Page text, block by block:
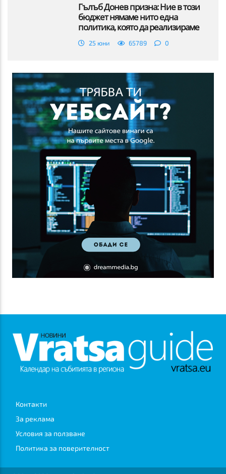
Гълъб Донев призна: Ние в този
бюджет нямаме нито една
политика, която да реализираме
25 юни 65789 0
Контакти
За реклама
Условия за ползване
Политика за поверителност